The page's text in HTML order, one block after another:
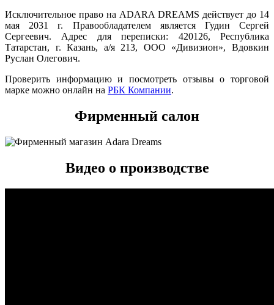
Исключительное право на ADARA DREAMS действует до 14
мая 2031 г. Правообладателем является Гудин Сергей
Сергеевич. Адрес для переписки: 420126, Республика
Татарстан, г. Казань, а/я 213, ООО «Дивизион», Вдовкин
Руслан Олегович.
Проверить информацию и посмотреть отзывы о торговой
марке можно онлайн на РБК Компании.
Фирменный салон
Видео о производстве